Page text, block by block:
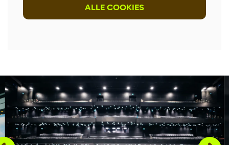
ALLE COOKIES
Overslaan